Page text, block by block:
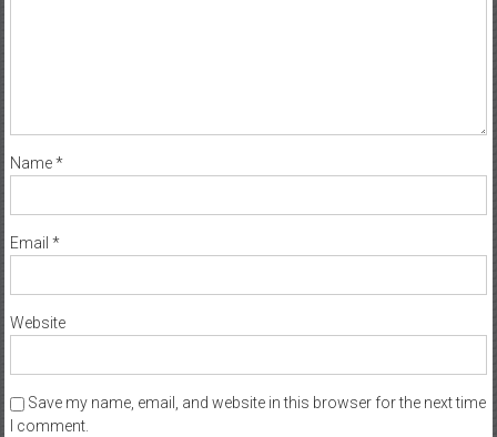
Name*
Email *
Website
Save my name, email, and website in this browser for the next time
I comment.